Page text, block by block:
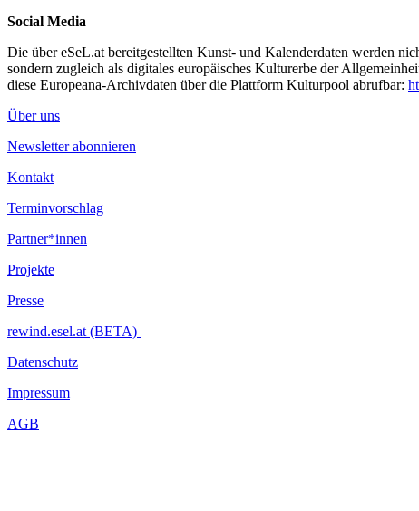
Social Media
Die über eSeL.at bereitgestellten Kunst- und Kalenderdaten werden
sondern zugleich als digitales europäisches Kulturerbe der
diese Europeana-Archivdaten über die Plattform Kulturpool abrufbar:
Über uns
Newsletter abonnieren
Kontakt
Terminvorschlag
Partner*innen
Projekte
Presse
rewind.esel.at (BETA)
Datenschutz
Impressum
AGB